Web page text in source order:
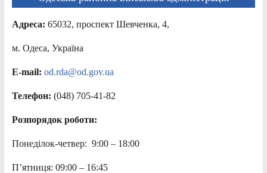
Адреса: 65032, проспект Шевченка, 4,
м. Одеса, Україна
E-mail: od.rda@od.gov.ua
Телефон: (048) 705-41-82
Розпорядок роботи:
Понеділок-четвер: 9:00 – 18:00
П’ятниця: 09:00 – 16:45